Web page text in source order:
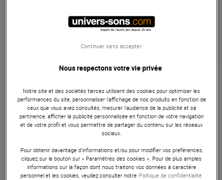
à Univers-sons
Le Plugger studio Pocket Pad est un mini-contrôleur MIDI /
USB idéal pour lancer des beats, lancer des boucles ou
jouer des parties rythmiques. Il dispose de 12 pads
sensibles à la vélocité, un fader, les boutons de transport et
4 banques d'assignations.
ARTICLE N° 76145
Nous respectons votre vie privée
Notre site et des sociétés tierces utilisent des cookies pour optimiser les
performances du site, personnaliser l’affichage de nos produits en fonction de
ceux que vous avez consultés, mesurer l'audience de la publicité et sa
pertinence, afficher la publicité personnalisée en fonction de votre navigation
et de votre profil et vous permettre de partager du contenu sur les réseaux
sociaux.
Pour obtenir davantage d'informations et/ou pour modifier vos préférences,
cliquez sur le bouton sur « Paramètres des cookies ». Pour de plus amples
informations sur la façon dont nous traitons vos données à caractère
personnel et les cookies, veuillez consulter notre Politique de confidentialité.
Continuer sans accepter